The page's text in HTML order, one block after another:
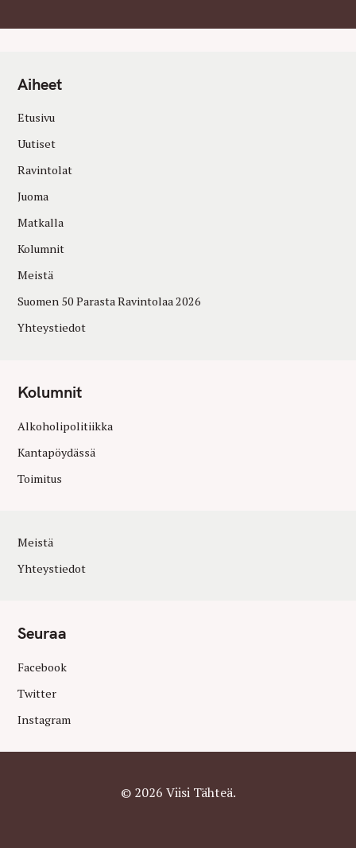
Aiheet
Etusivu
Uutiset
Ravintolat
Juoma
Matkalla
Kolumnit
Meistä
Suomen 50 Parasta Ravintolaa 2026
Yhteystiedot
Kolumnit
Alkoholipolitiikka
Kantapöydässä
Toimitus
Meistä
Yhteystiedot
Seuraa
Facebook
Twitter
Instagram
© 2026 Viisi Tähteä.